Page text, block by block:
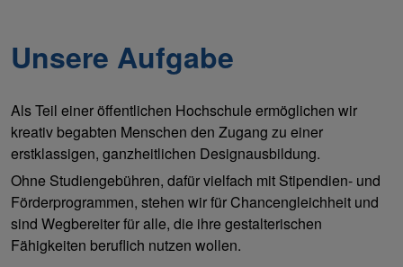
Unsere Aufgabe
Als Teil einer öffentlichen Hochschule ermöglichen wir
kreativ begabten Menschen den Zugang zu einer
erstklassigen, ganzheitlichen Designausbildung.
Ohne Studiengebühren, dafür vielfach mit Stipendien- und
Förderprogrammen, stehen wir für Chancengleichheit und
sind Wegbereiter für alle, die ihre gestalterischen
Fähigkeiten beruflich nutzen wollen.